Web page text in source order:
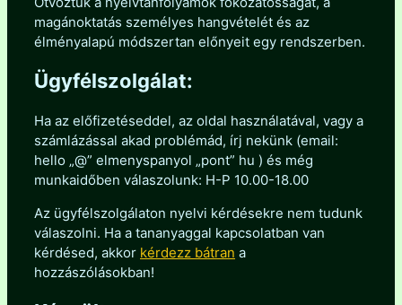
magánoktatás személyes hangvételét és az
élményalapú módszertan előnyeit egy rendszerben.
Ügyfélszolgálat:
Ha az előfizetéseddel, az oldal használatával, vagy a
számlázással akad problémád, írj nekünk (email:
hello „@” elmenyspanyol „pont” hu ) és még
munkaidőben válaszolunk: H-P 10.00-18.00
Az ügyfélszolgálaton nyelvi kérdésekre nem tudunk
válaszolni. Ha a tananyaggal kapcsolatban van
kérdésed, akkor kérdezz bátran a
hozzászólásokban!